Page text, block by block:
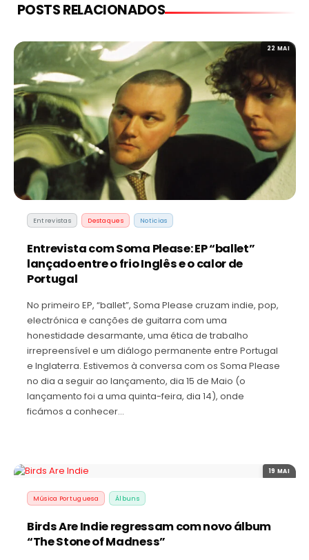
POSTS RELACIONADOS
22 MAI
Entrevistas Destaques Noticias
Entrevista com Soma Please: EP “ballet”
lançado entre o frio Inglês e o calor de
Portugal
No primeiro EP, “ballet”, Soma Please cruzam indie, pop,
electrónica e canções de guitarra com uma
honestidade desarmante, uma ética de trabalho
irrepreensível e um diálogo permanente entre Portugal
e Inglaterra. Estivemos à conversa com os Soma Please
no dia a seguir ao lançamento, dia 15 de Maio (o
lançamento foi a uma quinta-feira, dia 14), onde
ficámos a conhecer…
19 MAI
Música Portuguesa Álbuns
Birds Are Indie regressam com novo álbum
“The Stone of Madness”